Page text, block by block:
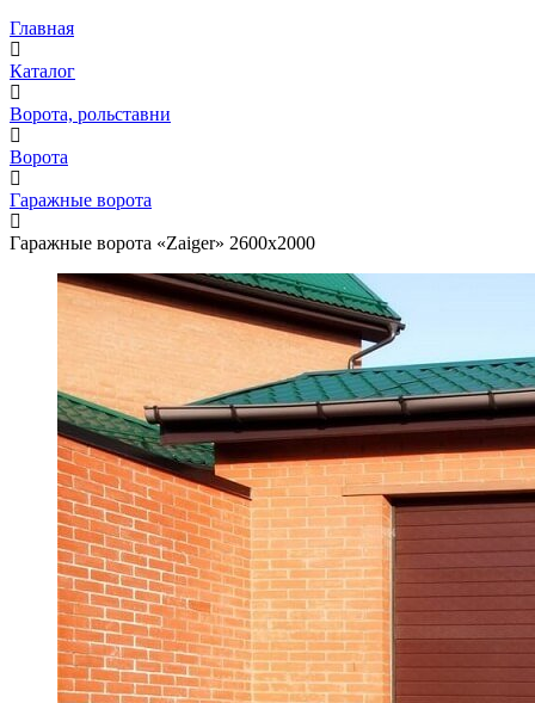
Главная
Каталог
Ворота, рольставни
Ворота
Гаражные ворота
Гаражные ворота «Zaiger» 2600х2000